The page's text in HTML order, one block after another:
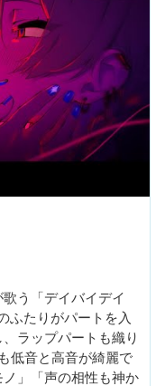
う「デイバイデイ
ふたりがパートを入
ラップパートも織り
低音と高音が綺麗で
」「声の相性も神か